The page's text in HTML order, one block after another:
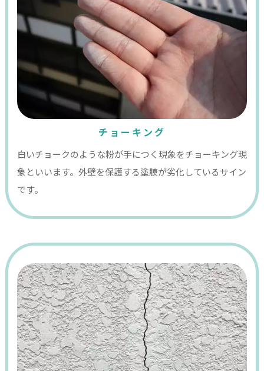
チョーキング
白いチョークのような粉が手につく現象をチョーキング現
象といいます。外壁を保護する塗膜が劣化しているサイン
です。